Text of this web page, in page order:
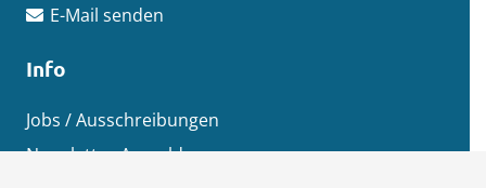
E-Mail senden
Info
Jobs / Ausschreibungen
Newsletter-Anmeldung